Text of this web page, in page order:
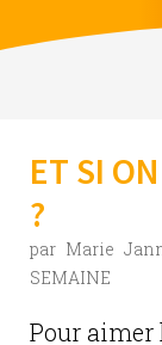
ET SI
?
par Marie
SEMAINE
Pour aimer